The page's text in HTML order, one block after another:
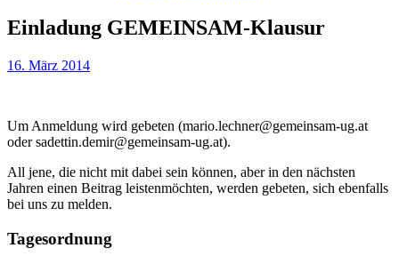
Einladung GEMEINSAM-Klausur
16. März 2014
Um Anmeldung wird gebeten (mario.lechner@gemeinsam-ug.at
oder sadettin.demir@gemeinsam-ug.at).
All jene, die nicht mit dabei sein können, aber in den nächsten
Jahren einen Beitrag leistenmöchten, werden gebeten, sich ebenfalls
bei uns zu melden.
Tagesordnung